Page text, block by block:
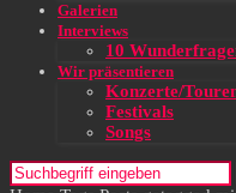
Galerien
Interviews
10
Wir präsentieren
Konzerte/
Festivals
Songs